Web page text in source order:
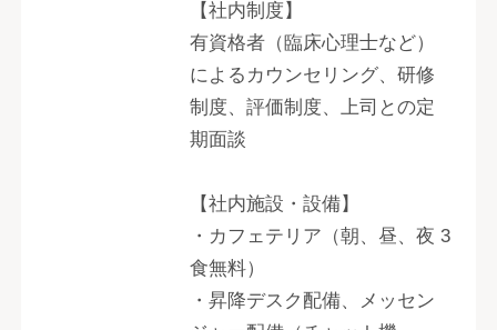
【社内制度】
有資格者（臨床心理士など）
によるカウンセリング、研修
制度、評価制度、上司との定
期面談
【社内施設・設備】
・カフェテリア（朝、昼、夜 3
食無料）
・昇降デスク配備、メッセン